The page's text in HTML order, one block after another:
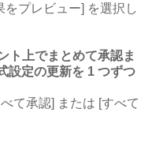
をプレビュー] を選択し
ト上でまとめて承認ま
設定の更新を 1 つずつ
て承認] または [すべて